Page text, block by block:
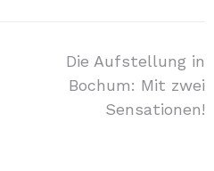
Die Aufstellung in
Bochum: Mit zwei
Sensationen!